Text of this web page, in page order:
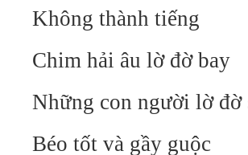
Không thành tiếng
Chim hải âu lờ đờ bay
Những con người lờ đờ
Béo tốt và gầy guộc